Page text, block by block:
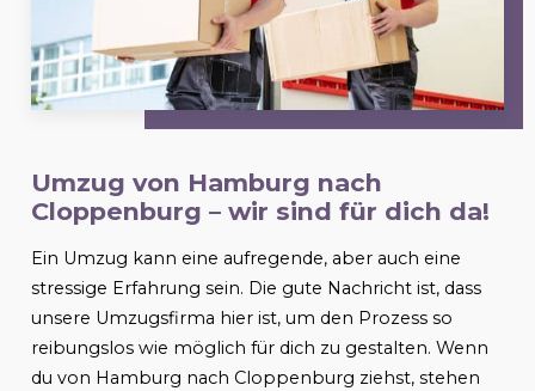
Umzug von Hamburg nach
Cloppenburg – wir sind für dich da!
Ein Umzug kann eine aufregende, aber auch eine
stressige Erfahrung sein. Die gute Nachricht ist, dass
unsere Umzugsfirma hier ist, um den Prozess so
reibungslos wie möglich für dich zu gestalten. Wenn
du von Hamburg nach Cloppenburg ziehst, stehen